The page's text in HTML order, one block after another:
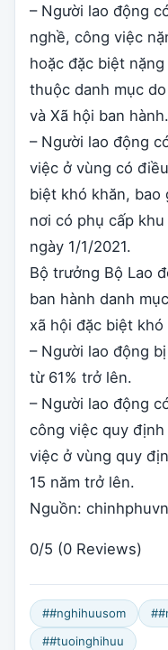
– Người lao động
nghề, công việc
hoặc đặc biệt
thuộc danh mục
và Xã hội ban hành.
– Người lao động
việc ở vùng có
biệt khó khăn, bao
nơi có phụ cấp
ngày 1/1/2021.
Bộ trưởng Bộ Lao
ban hành danh
xã hội đặc biệt khó
– Người lao động
từ 61% trở lên.
– Người lao động
công việc quy
việc ở vùng quy
15 năm trở lên.
Nguồn: chinhphuvn
0/5 (0 Reviews)
##nghihuusom
##tuoinghihuu